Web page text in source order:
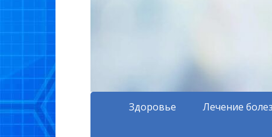
Здоровье Лечение